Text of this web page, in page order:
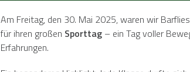
Am Freitag, den 30. Mai 2025, waren wir
für ihren großen Sporttag – ein Tag voller
Erfahrungen.